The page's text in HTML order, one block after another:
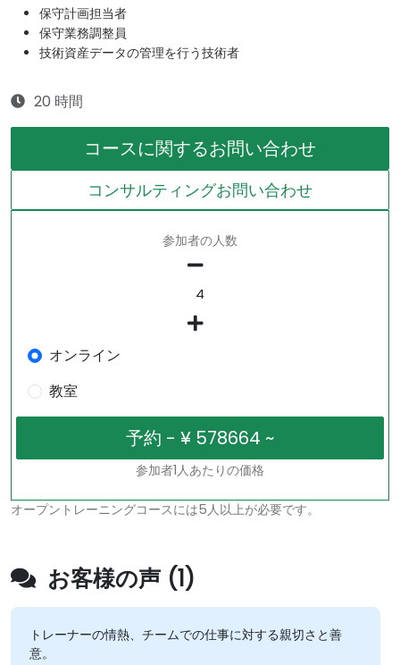
保守計画担当者
保守業務調整員
技術資産データの管理を行う技術者
20 時間
コースに関するお問い合わせ
コンサルティングお問い合わせ
参加者の人数
オンライン
教室
参加者1人あたりの価格
オープントレーニングコースには5人以上が必要です。
お客様の声 (1)
トレーナーの情熱、チームでの仕事に対する親切さと善
意。